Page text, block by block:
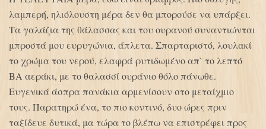
λαμπερή, ηλιόλουστη μέρα δεν θα μπορούσε να υπάρξει.
Τα γαλάζια της θάλασσας και του ουρανού συναντιώνται
μπροστά μου ευρυγώνια, άπλετα. Σπαρταριστό, λουλακί
το χρώμα του νερού, ελαφρά ρυτιδωμένο απ` το λεπτό
ΒΑ αεράκι, με το θαλασσί ουράνιο θόλο πάνωθε.
Ευγενικά άσπρα πανάκια αρμενίσουν στο μεταίχμιο
τους. Παρατηρώ ένα, το πιο κοντινό, δυο ώρες πριν
ταξίδευε δυτικά, μα τώρα το βλέπω να επιστρέφει προς